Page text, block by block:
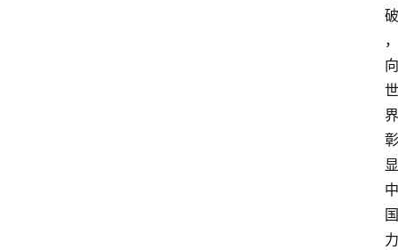
破
，
向
世
界
彰
显
中
国
力